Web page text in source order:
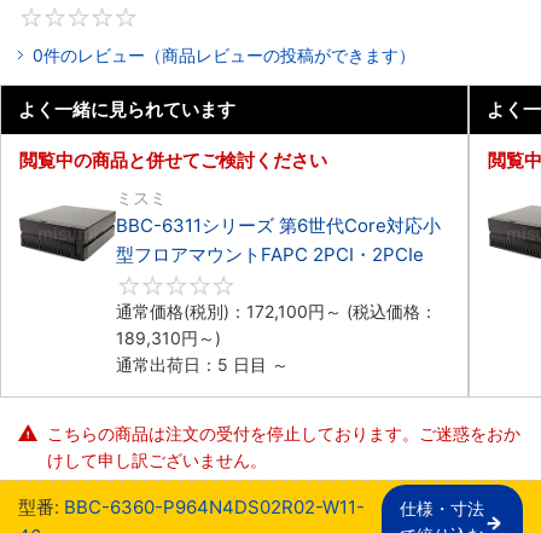
0件のレビュー（商品レビューの投稿ができます）
よく一緒に見られています
閲覧中の商品と併せてご検討ください
ミスミ
BBC-6311シリーズ 第6世代Core対応小
型フロアマウントFAPC 2PCI・2PCIe
通常価格(税別)： 172,100円 ～ (税込価格：
189,310円 ～)
通常出荷日：5 日目 ～
よく
閲覧
こちらの商品は注文の受付を停止しております。ご迷惑をおか
けして申し訳ございません。
型番: BBC-6360-P964N4DS02R02-W11-
仕様・寸法